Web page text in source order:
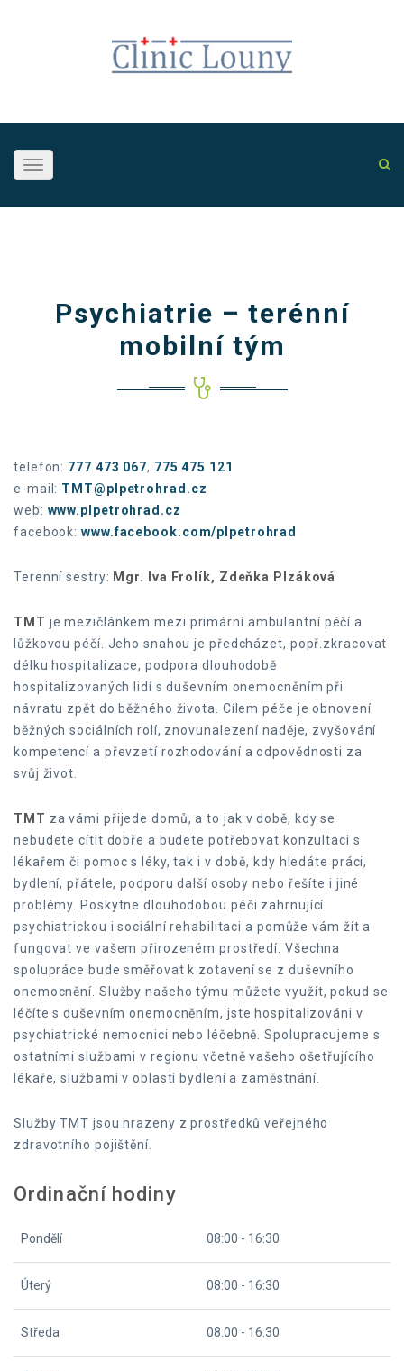
Toggle
navigation
Psychiatrie – terénní
mobilní tým
telefon: 777 473 067, 775 475 121
e-mail: TMT@plpetrohrad.cz
web: www.plpetrohrad.cz
facebook: www.facebook.com/plpetrohrad
Terenní sestry: Mgr. Iva Frolík, Zdeňka Plzáková
TMT je mezičlánkem mezi primární ambulantní péčí a
lůžkovou péčí. Jeho snahou je předcházet, popř.zkracovat
délku hospitalizace, podpora dlouhodobě
hospitalizovaných lidí s duševním onemocněním při
návratu zpět do běžného života. Cílem péče je obnovení
běžných sociálních rolí, znovunalezení naděje, zvyšování
kompetencí a převzetí rozhodování a odpovědnosti za
svůj život.
TMT za vámi přijede domů, a to jak v době, kdy se
nebudete cítit dobře a budete potřebovat konzultaci s
lékařem či pomoc s léky, tak i v době, kdy hledáte práci,
bydlení, přátele, podporu další osoby nebo řešíte i jiné
problémy. Poskytne dlouhodobou péči zahrnující
psychiatrickou i sociální rehabilitaci a pomůže vám žít a
fungovat ve vašem přirozeném prostředí. Všechna
spolupráce bude směřovat k zotavení se z duševního
onemocnění. Služby našeho týmu můžete využít, pokud se
léčíte s duševním onemocněním, jste hospitalizováni v
psychiatrické nemocnici nebo léčebně. Spolupracujeme s
ostatními službami v regionu včetně vašeho ošetřujícího
lékaře, službami v oblasti bydlení a zaměstnání.
Služby TMT jsou hrazeny z prostředků veřejného
zdravotního pojištění.
Ordinační hodiny
Pondělí 08:00 - 16:30
Úterý 08:00 - 16:30
Středa 08:00 - 16:30